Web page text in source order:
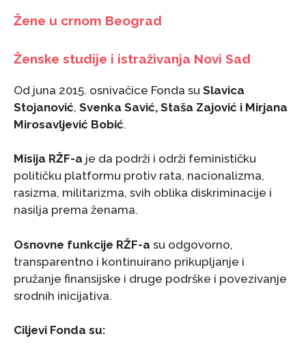
Žene u crnom Beograd
Ženske studije i istraživanja Novi Sad
Od juna 2015. osnivačice Fonda su Slavica
Stojanović, Svenka Savić, Staša Zajović i Mirjana
Mirosavljević Bobić.
Misija RŽF-a je da podrži i održi feminističku
političku platformu protiv rata, nacionalizma,
rasizma, militarizma, svih oblika diskriminacije i
nasilja prema ženama.
Osnovne funkcije RŽF-a su odgovorno,
transparentno i kontinuirano prikupljanje i
pružanje finansijske i druge podrške i povezivanje
srodnih inicijativa.
Ciljevi Fonda su: